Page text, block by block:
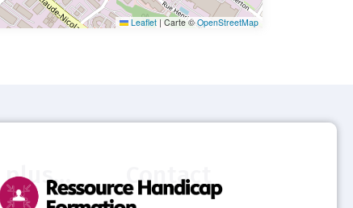
Leaflet | Carte ©OpenStreetMap
plus... Contact